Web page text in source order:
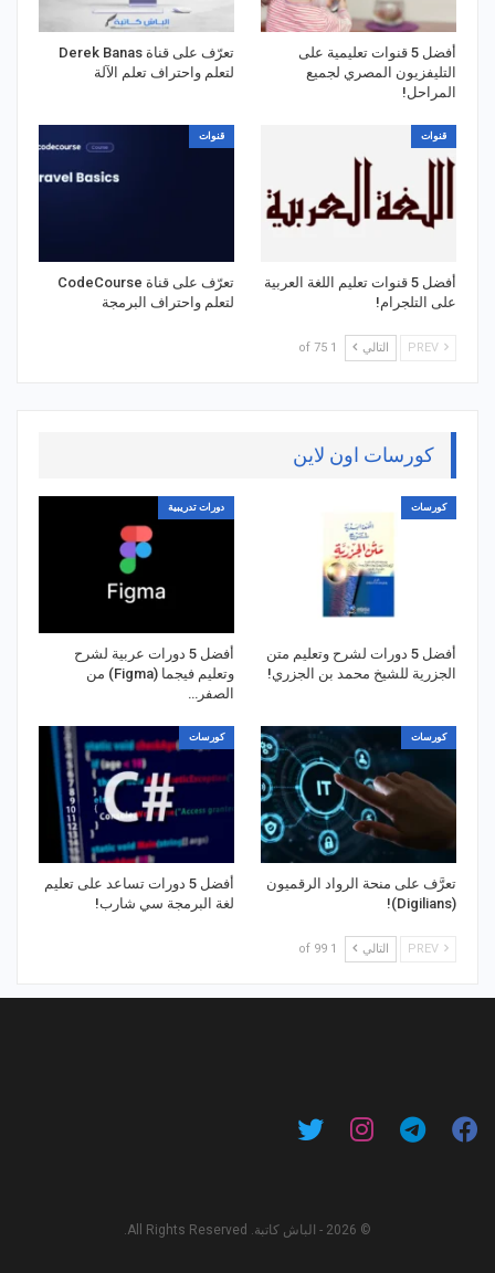
أفضل 5 قنوات تعليمية على
التليفزيون المصري لجميع
المراحل!
تعرّف على قناة Derek Banas
لتعلم واحتراف تعلم الآلة
قنوات
أفضل 5 قنوات تعليم اللغة العربية
على التلجرام!
قنوات
تعرّف على قناة CodeCourse
لتعلم واحتراف البرمجة
التالي 1 of 75
كورسات اون لاين
كورسات
أفضل 5 دورات لشرح وتعليم متن
الجزرية للشيخ محمد بن الجزري!
دورات تدريبية
أفضل 5 دورات عربية لشرح
وتعليم فيجما (Figma) من
الصفر…
كورسات
تعرَّف على منحة الرواد الرقميون
(Digilians)!
كورسات
أفضل 5 دورات تساعد على تعليم
لغة البرمجة سي شارب!
التالي 1 of 99
© 2026 - الباش كاتبة. All Rights Reserved.